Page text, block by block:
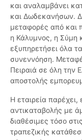
και αναλαμβάνει
και Δωδεκανήσων.
μεταφορές από και
η Κάλυμνος, η Σύμη
εξυπηρετήσει όλα
συνεννόηση.
Πειραιά σε όλη την
αποστολής
Η εταιρεία
αντικαταβολής με
διαθέσιμες τόσο
τραπεζικής